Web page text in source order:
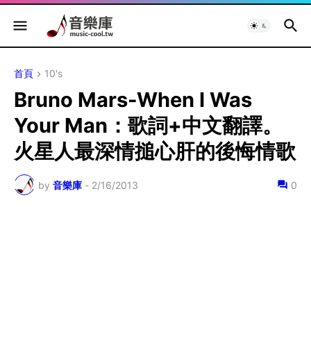
首頁 10's
Bruno Mars-When I Was
Your Man：歌詞+中文翻譯。
火星人最深情搥心肝的後悔情歌
by 音樂庫 - 2/16/2013 0